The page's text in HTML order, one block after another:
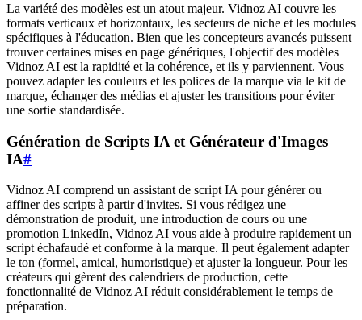
La variété des modèles est un atout majeur. Vidnoz AI couvre les
formats verticaux et horizontaux, les secteurs de niche et les modules
spécifiques à l'éducation. Bien que les concepteurs avancés puissent
trouver certaines mises en page génériques, l'objectif des modèles
Vidnoz AI est la rapidité et la cohérence, et ils y parviennent. Vous
pouvez adapter les couleurs et les polices de la marque via le kit de
marque, échanger des médias et ajuster les transitions pour éviter
une sortie standardisée.
Génération de Scripts IA et Générateur d'Images
IA#
Vidnoz AI comprend un assistant de script IA pour générer ou
affiner des scripts à partir d'invites. Si vous rédigez une
démonstration de produit, une introduction de cours ou une
promotion LinkedIn, Vidnoz AI vous aide à produire rapidement un
script échafaudé et conforme à la marque. Il peut également adapter
le ton (formel, amical, humoristique) et ajuster la longueur. Pour les
créateurs qui gèrent des calendriers de production, cette
fonctionnalité de Vidnoz AI réduit considérablement le temps de
préparation.